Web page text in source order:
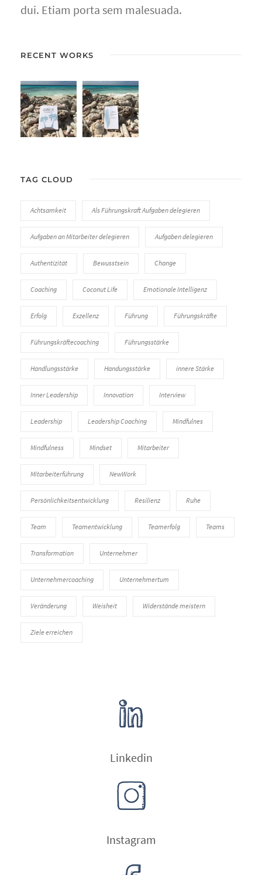
dui. Etiam porta sem malesuada.
RECENT WORKS
TAG CLOUD
Achtsamkeit Als Führungskraft Aufgaben delegieren
Aufgaben an Mitarbeiter delegieren Aufgaben delegieren
Authentizität Bewusstsein Change
Coaching Coconut Life Emotionale Intelligenz
Erfolg Exzellenz Führung Führungskräfte
Führungskräftecoaching Führungsstärke
Handlungsstärke Handungsstärke innere Stärke
Inner Leadership Innovation Interview
Leadership Leadership Coaching Mindfulnes
Mindfulness Mindset Mitarbeiter
Mitarbeiterführung NewWork
Persönlichkeitsentwicklung Resilienz Ruhe
Team Teamentwicklung Teamerfolg Teams
Transformation Unternehmer
Unternehmercoaching Unternehmertum
Veränderung Weisheit Widerstände meistern
Ziele erreichen
Linkedin
Instagram